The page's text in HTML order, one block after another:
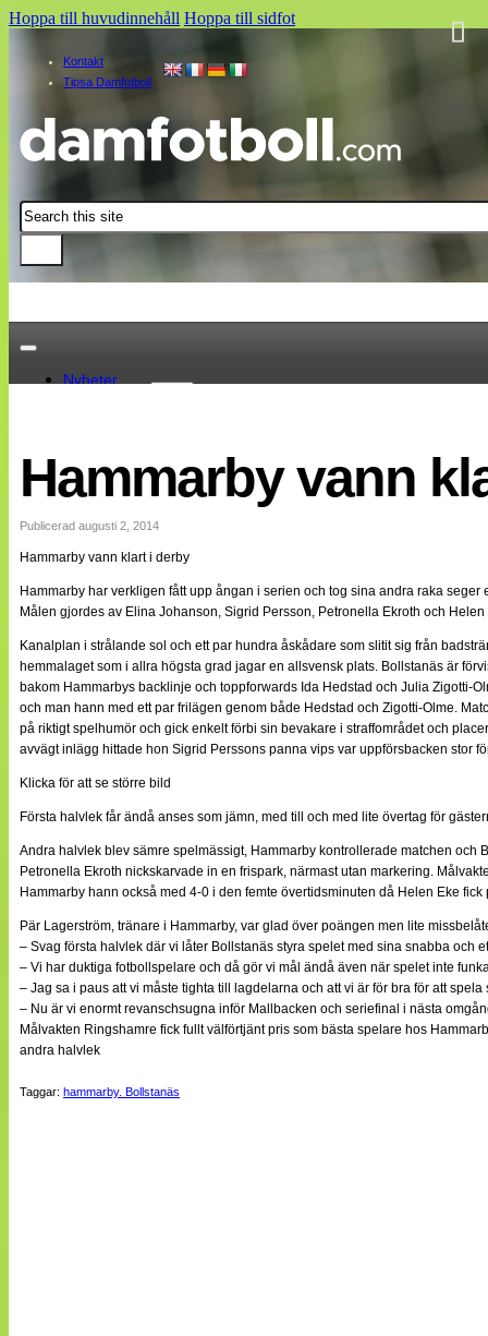
Hoppa till huvudinnehåll Hoppa till sidfot
Kontakt
Tipsa Damfotboll
Sök
Nyheter
EM 2013
Internationellt
Bildreportage
Bloggar
Lagen
Webb-TV
Cuper
Medlemsbilder
Till klubbkassan
NÄTverket
Split vision
Om oss
Statistik
Kontakt
Hammarby vann
Publicerad augusti 2, 2014
Hammarby vann klart i derby
Hammarby har verkligen fått upp ångan i serien och tog sina andra raka
Målen gjordes av Elina Johanson, Sigrid Persson, Petronella Ekroth och Helen
Kanalplan i strålande sol och ett par hundra åskådare som slitit sig från
hemmalaget som i allra högsta grad jagar en allsvensk plats. Bollstanäs är
bakom Hammarbys backlinje och toppforwards Ida Hedstad och Julia Zigotti-
och man hann med ett par frilägen genom både Hedstad och Zigotti-Olme.
på riktigt spelhumör och gick enkelt förbi sin bevakare i straffområdet och
avvägt inlägg hittade hon Sigrid Perssons panna vips var uppförsbacken stor
Klicka för att se större bild
Första halvlek får ändå anses som jämn, med till och med lite övertag för
Andra halvlek blev sämre spelmässigt, Hammarby kontrollerade matchen
Petronella Ekroth nickskarvade in en frispark, närmast utan markering.
Hammarby hann också med 4-0 i den femte övertidsminuten då Helen Eke
Pär Lagerström, tränare i Hammarby, var glad över poängen men lite
– Svag första halvlek där vi låter Bollstanäs styra spelet med sina snabba och
– Vi har duktiga fotbollspelare och då gör vi mål ändå även när spelet inte
– Jag sa i paus att vi måste tighta till lagdelarna och att vi är för bra för att
– Nu är vi enormt revanschsugna inför Mallbacken och seriefinal i nästa
Målvakten Ringshamre fick fullt välförtjänt pris som bästa spelare hos
andra halvlek
Taggar: hammarby. Bollstanäs